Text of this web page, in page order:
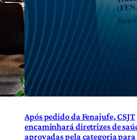
Após pedido da Fenajufe, CSJT
encaminhará diretrizes de
aprovadas pela categoria